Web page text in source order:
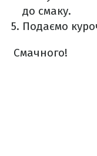
до смаку.
Подаємо
Смачного!